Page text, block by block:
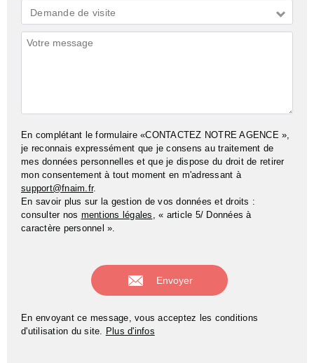
Demande
*
Demande de visite
Commentaires
En complétant le formulaire «CONTACTEZ NOTRE AGENCE »,
je reconnais expressément que je consens au traitement de
mes données personnelles et que je dispose du droit de retirer
mon consentement à tout moment en m'adressant à
support@fnaim.fr.
En savoir plus sur la gestion de vos données et droits :
consulter nos mentions légales , « article 5/ Données à
caractère personnel ».
En envoyant ce message, vous acceptez les conditions
d'utilisation du site. Plus d'infos